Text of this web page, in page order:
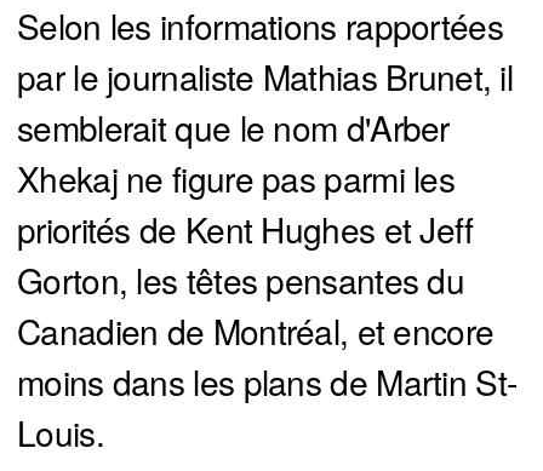
Selon les informations rapportées
par le journaliste Mathias Brunet, il
semblerait que le nom d'Arber
Xhekaj ne figure pas parmi les
priorités de Kent Hughes et Jeff
Gorton, les têtes pensantes du
Canadien de Montréal, et encore
moins dans les plans de Martin St-
Louis.